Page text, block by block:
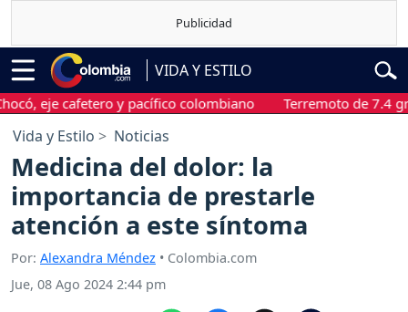
VIDA Y ESTILO
cafetero y pacífico colombiano Terremoto de 7.4 grados
Vida y Estilo Noticias
Medicina del dolor: la
importancia de prestarle
atención a este síntoma
Por: Alexandra Méndez • Colombia.com
Jue, 08 Ago 2024 2:44 pm